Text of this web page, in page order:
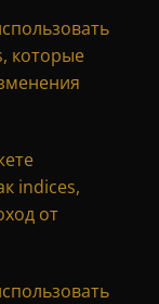
которые
indices,
от